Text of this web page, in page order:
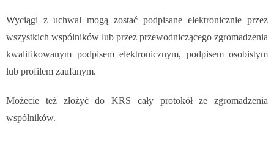
Wyciągi z uchwał mogą zostać podpisane elektronicznie przez
wszystkich wspólników lub przez przewodniczącego zgromadzenia
kwalifikowanym podpisem elektronicznym, podpisem osobistym
lub profilem zaufanym.
Możecie też złożyć do KRS cały protokół ze zgromadzenia
wspólników.